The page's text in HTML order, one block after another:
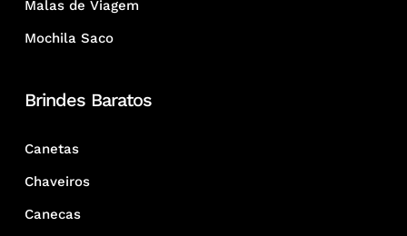
Malas de Viagem
Mochila Saco
Brindes Baratos
Canetas
Chaveiros
Canecas